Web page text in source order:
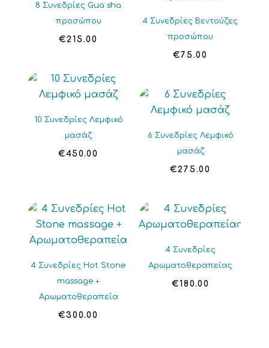
8 Συνεδρίες Gua sha
προσώπου
€215.00
4 Συνεδρίες Βεντούζες
προσώπου
€75.00
10 Συνεδρίες Λεμφικό
μασάζ
€450.00
6 Συνεδρίες Λεμφικό
μασάζ
€275.00
4 Συνεδρίες Hot Stone
massage +
Αρωματοθεραπεία
€300.00
4 Συνεδρίες
Αρωματοθεραπείας
€180.00